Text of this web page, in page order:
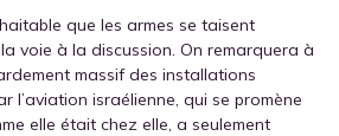
que les armes se taisent
voie à la discussion. On remarquera à
massif des installations
l’aviation israélienne, qui se promène
elle était chez elle, a seulement